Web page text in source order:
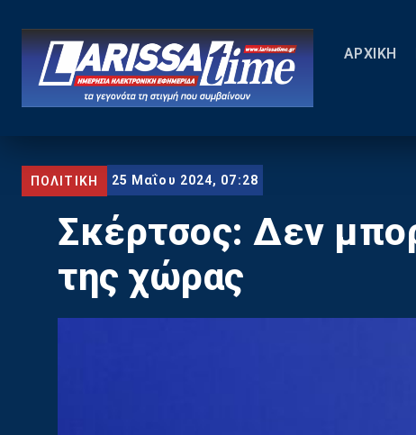
ΑΡΧΙΚΗ
ΠΟΛΙΤΙΚΗ 25 Μαΐου 2024, 07:28
Σκέρτσος: Δεν
της χώρας